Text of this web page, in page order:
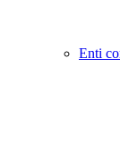
Enti